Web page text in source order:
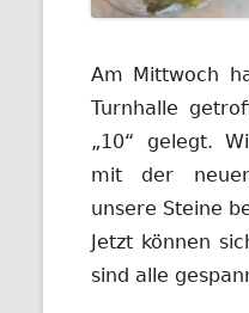
Am Mittwoch
Turnhalle
„10“ gelegt.
mit der
unsere Steine
Jetzt können
sind alle